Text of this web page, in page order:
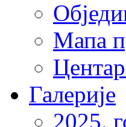
Мапа
Галерије
2025.